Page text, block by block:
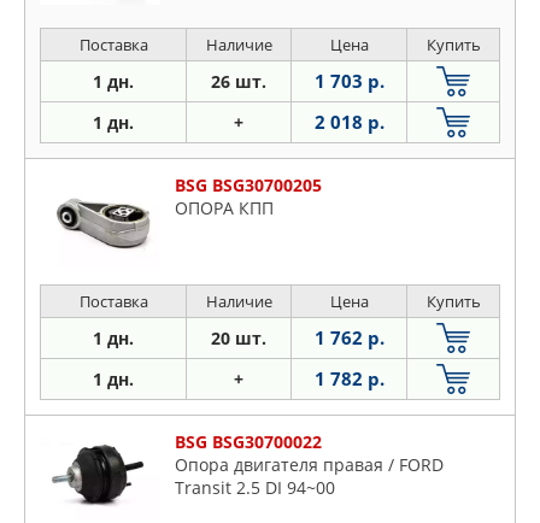
Daewoo
Ford
Hyundai
Lancia
Mazda
Mitsubishi
Nissan
Opel
Peugeot
Saab
Seat
Поставка Наличие Цена Купить
1 дн. 26 шт. 1 703 р.
1 дн. + 2 018 р.
BSG BSG30700205
ОПОРА КПП
Поставка Наличие Цена Купить
1 дн. 20 шт. 1 762 р.
1 дн. + 1 782 р.
BSG BSG30700022
Опора двигателя правая / FORD
Transit 2.5 DI 94~00